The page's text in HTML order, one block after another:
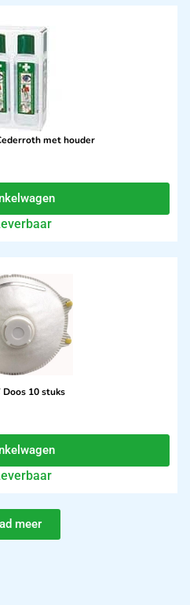
met houder
Doos 10 stuks
meer